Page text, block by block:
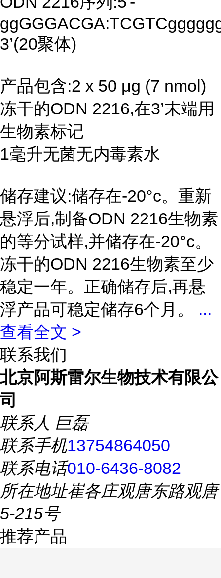
3’(20聚体)
产品包含:2 x 50 μg (7 nmol)
冻干的ODN 2216,在3’末端用
生物素标记
1毫升无菌无内毒素水
储存建议:储存在-20°c。重新
悬浮后,制备ODN 2216生物素
的等分试样,并储存在-20°c。
冻干的ODN 2216生物素至少
稳定一年。正确储存后,再悬
浮产品可稳定储存6个月。 ...
查看全文 >
联系我们
北京阿斯雷尔生物技术有限公
司
联系人 巨磊
联系手机13754864050
联系电话010-6436-8082
所在地址崔各庄观唐东路观唐
5-215号
推荐产品